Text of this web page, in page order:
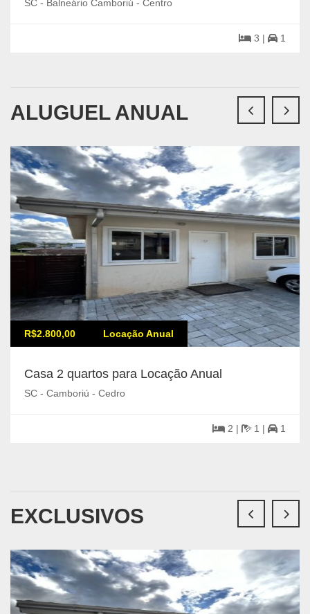
SC - Balneário Camboriú - Centro
3 | 1
ALUGUEL ANUAL
R$2.800,00 Locação Anual
Casa 2 quartos para Locação Anual
SC - Camboriú - Cedro
2 | 1 | 1
EXCLUSIVOS